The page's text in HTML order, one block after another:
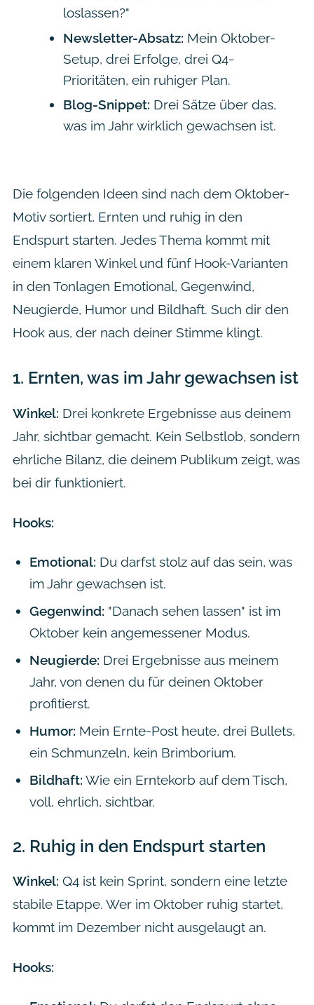
loslassen?"
Newsletter-Absatz: Mein Oktober-
Setup, drei Erfolge, drei Q4-
Prioritäten, ein ruhiger Plan.
Blog-Snippet: Drei Sätze über das,
was im Jahr wirklich gewachsen ist.
Die folgenden Ideen sind nach dem Oktober-
Motiv sortiert, Ernten und ruhig in den
Endspurt starten. Jedes Thema kommt mit
einem klaren Winkel und fünf Hook-Varianten
in den Tonlagen Emotional, Gegenwind,
Neugierde, Humor und Bildhaft. Such dir den
Hook aus, der nach deiner Stimme klingt.
1. Ernten, was im Jahr gewachsen ist
Winkel: Drei konkrete Ergebnisse aus deinem
Jahr, sichtbar gemacht. Kein Selbstlob, sondern
ehrliche Bilanz, die deinem Publikum zeigt, was
bei dir funktioniert.
Hooks:
Emotional: Du darfst stolz auf das sein, was
im Jahr gewachsen ist.
Gegenwind: "Danach sehen lassen" ist im
Oktober kein angemessener Modus.
Neugierde: Drei Ergebnisse aus meinem
Jahr, von denen du für deinen Oktober
profitierst.
Humor: Mein Ernte-Post heute, drei Bullets,
ein Schmunzeln, kein Brimborium.
Bildhaft: Wie ein Erntekorb auf dem Tisch,
voll, ehrlich, sichtbar.
2. Ruhig in den Endspurt starten
Winkel: Q4 ist kein Sprint, sondern eine letzte
stabile Etappe. Wer im Oktober ruhig startet,
kommt im Dezember nicht ausgelaugt an.
Hooks: